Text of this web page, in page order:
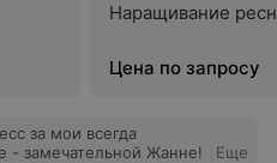
Наращивание
Цена по запросу
за мои всегда
- замечательной Жанне!
Еще